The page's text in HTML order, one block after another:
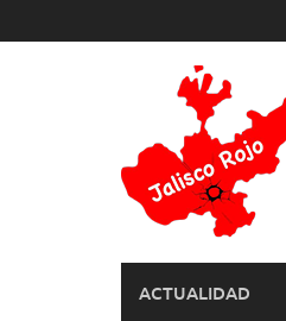
to
ACTUALIDAD